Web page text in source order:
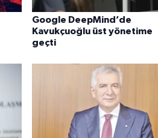
Google DeepMind’de
Kavukçuoğlu üst yönetime
geçti